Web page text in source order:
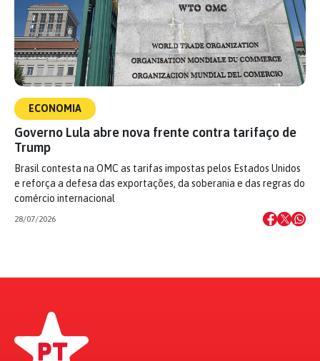
ECONOMIA
Governo Lula abre nova frente contra tarifaço de
Trump
Brasil contesta na OMC as tarifas impostas pelos Estados Unidos
e reforça a defesa das exportações, da soberania e das regras do
comércio internacional
28/07/2026